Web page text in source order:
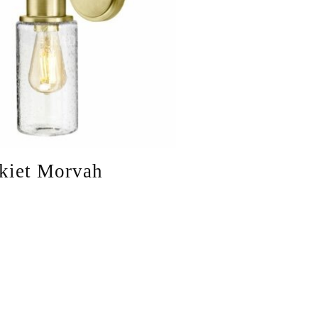
Morvah